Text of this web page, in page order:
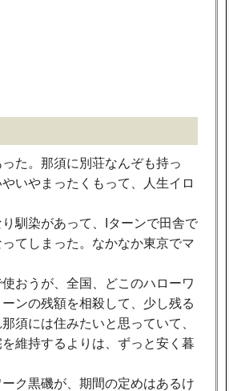
た。那須に別荘なんぞも持っ
いやまったくもって、人生イロ
馴染があって、Iターンで田舎で
てしまった。なかなか東京でマ
おうが、全国、どこのハローワ
ンの残額を相殺して、少し残る
須には住みたいと思っていて、
維持するよりは、ずっと安く暮
ク黒磯が、期間の定めはあるけ